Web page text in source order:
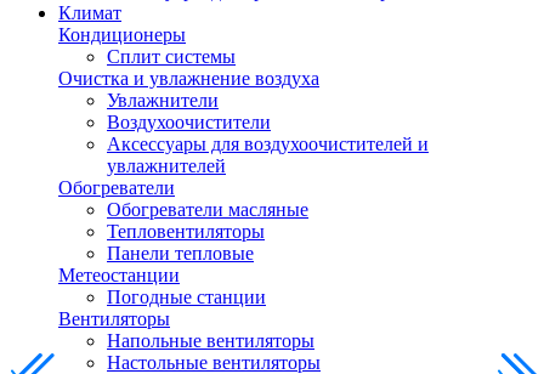
Климат
Кондиционеры
Сплит системы
Очистка и увлажнение воздуха
Увлажнители
Воздухоочистители
Аксессуары для воздухоочистителей и
увлажнителей
Обогреватели
Обогреватели масляные
Тепловентиляторы
Панели тепловые
Метеостанции
Погодные станции
Вентиляторы
Напольные вентиляторы
Настольные вентиляторы